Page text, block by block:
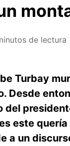
de lectura
Turbay
Desde
este quería
a un